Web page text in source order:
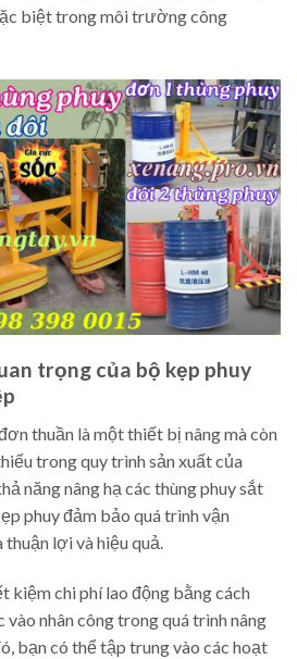
biệt trong môi trường công
trọng của bộ kẹp phuy
thuần là một thiết bị nâng mà còn
trong quy trình sản xuất của
năng nâng hạ các thùng phuy sắt
phuy đảm bảo quá trình vận
thuận lợi và hiệu quả.
kiệm chi phí lao động bằng cách
nhân công trong quá trình nâng
bạn có thể tập trung vào các hoạt